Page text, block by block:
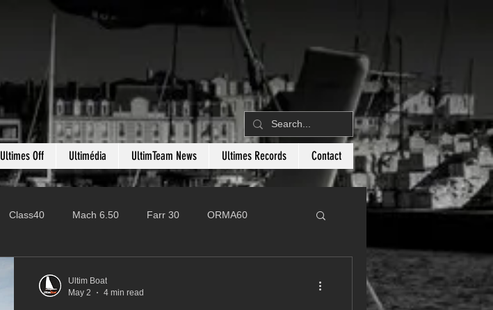
Ultimes Off Ultimédia UltimTeam News Ultimes Records Contact
Class40 Mach 6.50 Farr 30 ORMA60
Ultim Boat
May 2
4 min read